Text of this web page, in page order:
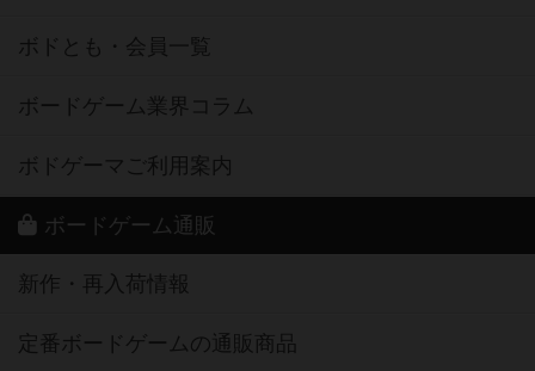
ボドとも・会員一覧
ボードゲーム業界コラム
ボドゲーマご利用案内
ボードゲーム通販
新作・再入荷情報
定番ボードゲームの通販商品